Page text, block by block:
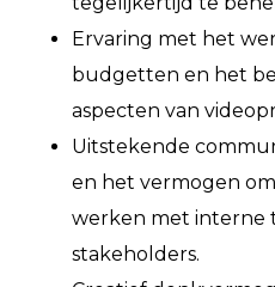
Ervaring met het
budgetten en het
aspecten van
Uitstekende
en het vermogen
werken met interne
stakeholders.